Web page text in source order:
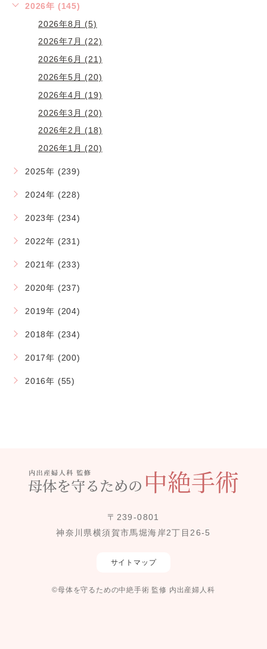
2026年 (145)
2026年8月 (5)
2026年7月 (22)
2026年6月 (21)
2026年5月 (20)
2026年4月 (19)
2026年3月 (20)
2026年2月 (18)
2026年1月 (20)
2025年 (239)
2024年 (228)
2023年 (234)
2022年 (231)
2021年 (233)
2020年 (237)
2019年 (204)
2018年 (234)
2017年 (200)
2016年 (55)
〒239-0801
神奈川県横須賀市馬堀海岸2丁目26-5
サイトマップ
©母体を守るための中絶手術 監修 内出産婦人科